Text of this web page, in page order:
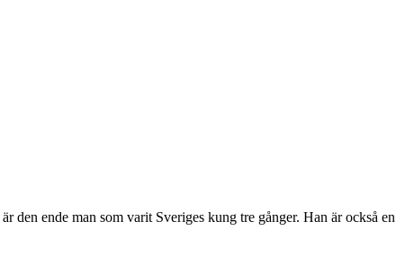
ende man som varit Sveriges kung tre gånger. Han är också